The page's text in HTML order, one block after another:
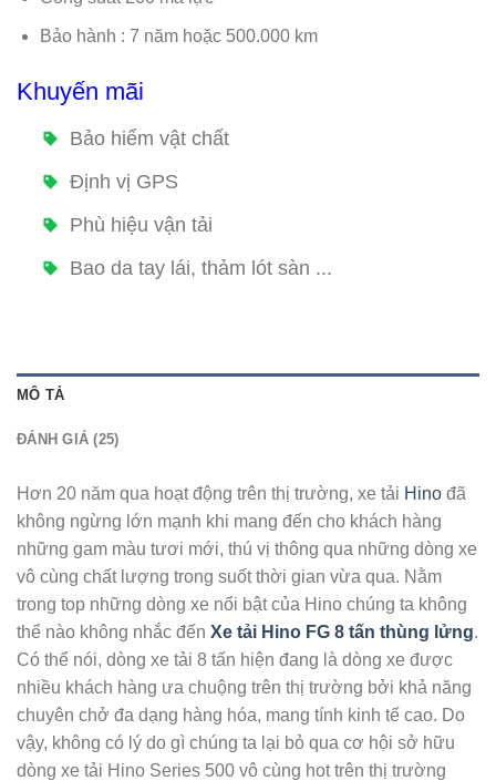
Bảo hành : 7 năm hoặc 500.000 km
Khuyến mãi
Bảo hiểm vật chất
Định vị GPS
Phù hiệu vận tải
Bao da tay lái, thảm lót sàn ...
MÔ TẢ
ĐÁNH GIÁ (25)
Hơn 20 năm qua hoạt động trên thị trường, xe tải Hino đã
không ngừng lớn mạnh khi mang đến cho khách hàng
những gam màu tươi mới, thú vị thông qua những dòng xe
vô cùng chất lượng trong suốt thời gian vừa qua. Nằm
trong top những dòng xe nổi bật của Hino chúng ta không
thể nào không nhắc đến Xe tải Hino FG 8 tấn thùng lửng.
Có thể nói, dòng xe tải 8 tấn hiện đang là dòng xe được
nhiều khách hàng ưa chuộng trên thị trường bởi khả năng
chuyên chở đa dạng hàng hóa, mang tính kinh tế cao. Do
vậy, không có lý do gì chúng ta lại bỏ qua cơ hội sở hữu
dòng xe tải Hino Series 500 vô cùng hot trên thị trường